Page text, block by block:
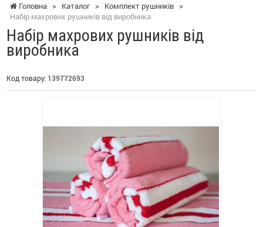
Головна > Каталог > Комплект рушників >
Набір махрових рушників від виробника
Набір махрових рушників від
виробника
Код товару: 139772693